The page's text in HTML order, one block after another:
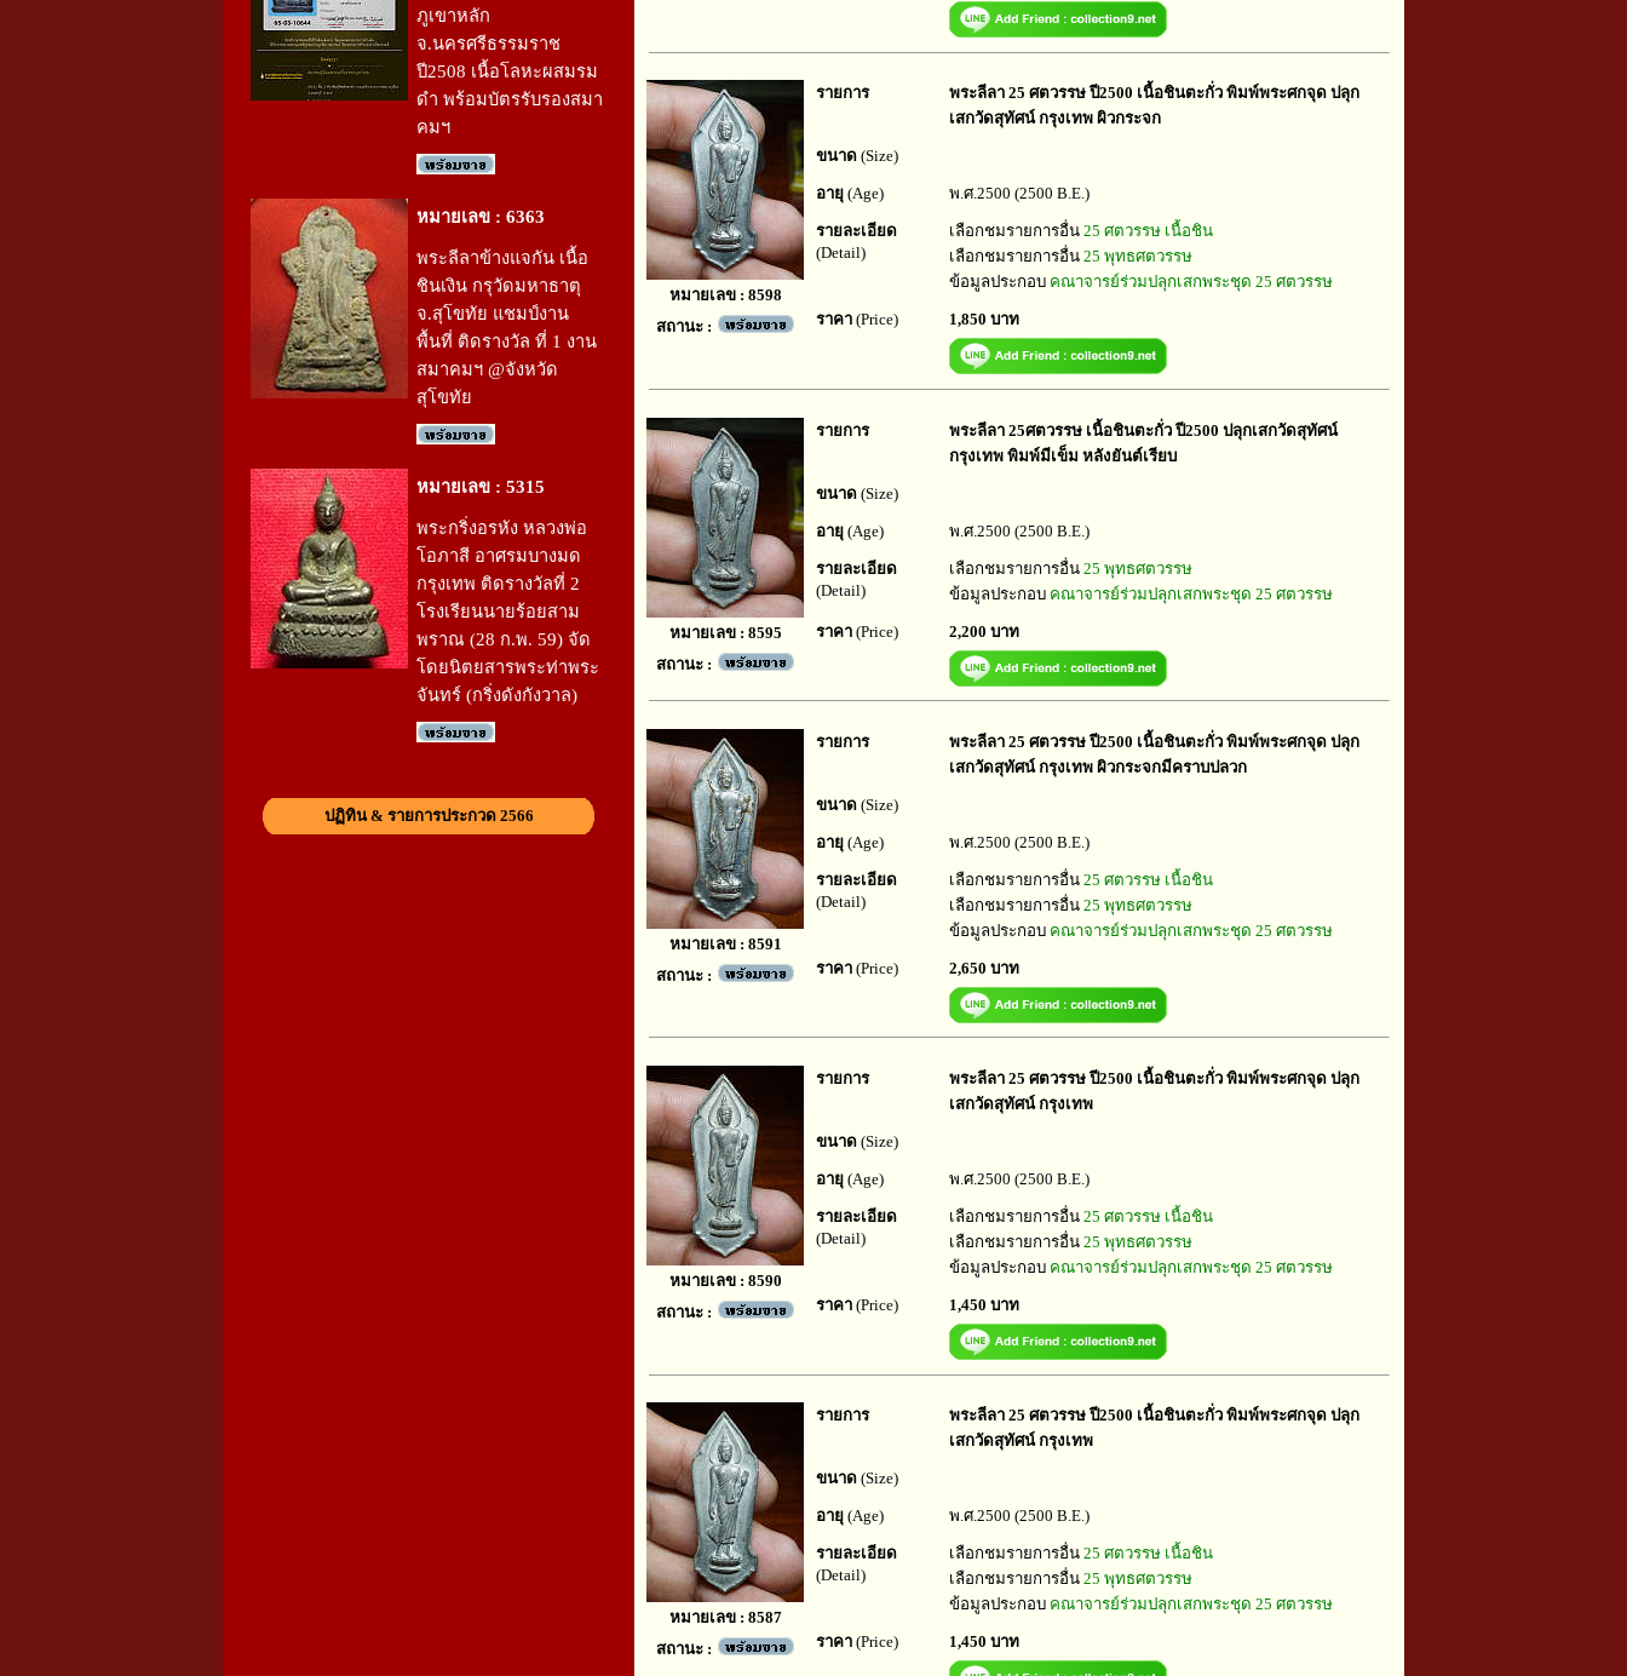
ภูเขาหลัก
จ.นครศรีธรรมราช
ปี2508 เนื้อโลหะผสมรม
ดำ พร้อมบัตรรับรองสมา
คมฯ
หมายเลข : 6363
พระลีลาข้างแจกัน เนื้อ
ชินเงิน กรุวัดมหาธาตุ
จ.สุโขทัย แชมป์งาน
พื้นที่ ติดรางวัล ที่ 1 งาน
สมาคมฯ @จังหวัด
สุโขทัย
หมายเลข : 5315
พระกริ่งอรหัง หลวงพ่อ
โอภาสี อาศรมบางมด
กรุงเทพ ติดรางวัลที่ 2
โรงเรียนนายร้อยสาม
พราณ (28 ก.พ. 59) จัด
โดยนิตยสารพระท่าพระ
จันทร์ (กริ่งดังกังวาล)
ปฏิทิน & รายการประกวด 2566
หมายเลข : 8598
สถานะ :
รายการ
พระลีลา 25 ศตวรรษ ปี2500 เนื้อชินตะกั่ว พิมพ์พระศกจุด ปลุก
เสกวัดสุทัศน์ กรุงเทพ ผิวกระจก
ขนาด (Size)
อายุ (Age) พ.ศ.2500 (2500 B.E.)
รายละเอียด
(Detail)
เลือกชมรายการอื่น 25 ศตวรรษ เนื้อชิน
เลือกชมรายการอื่น 25 พุทธศตวรรษ
ข้อมูลประกอบ คณาจารย์ร่วมปลุกเสกพระชุด 25 ศตวรรษ
ราคา (Price) 1,850 บาท
หมายเลข : 8595
สถานะ :
รายการ
พระลีลา 25ศตวรรษ เนื้อชินตะกั่ว ปี2500 ปลุกเสกวัดสุทัศน์
กรุงเทพ พิมพ์มีเข็ม หลังยันต์เรียบ
ขนาด (Size)
อายุ (Age) พ.ศ.2500 (2500 B.E.)
รายละเอียด
(Detail)
เลือกชมรายการอื่น 25 พุทธศตวรรษ
ข้อมูลประกอบ คณาจารย์ร่วมปลุกเสกพระชุด 25 ศตวรรษ
ราคา (Price) 2,200 บาท
หมายเลข : 8591
สถานะ :
รายการ
พระลีลา 25 ศตวรรษ ปี2500 เนื้อชินตะกั่ว พิมพ์พระศกจุด ปลุก
เสกวัดสุทัศน์ กรุงเทพ ผิวกระจกมีคราบปลวก
ขนาด (Size)
อายุ (Age) พ.ศ.2500 (2500 B.E.)
รายละเอียด
(Detail)
เลือกชมรายการอื่น 25 ศตวรรษ เนื้อชิน
เลือกชมรายการอื่น 25 พุทธศตวรรษ
ข้อมูลประกอบ คณาจารย์ร่วมปลุกเสกพระชุด 25 ศตวรรษ
ราคา (Price) 2,650 บาท
หมายเลข : 8590
สถานะ :
รายการ
พระลีลา 25 ศตวรรษ ปี2500 เนื้อชินตะกั่ว พิมพ์พระศกจุด ปลุก
เสกวัดสุทัศน์ กรุงเทพ
ขนาด (Size)
อายุ (Age) พ.ศ.2500 (2500 B.E.)
รายละเอียด
(Detail)
เลือกชมรายการอื่น 25 ศตวรรษ เนื้อชิน
เลือกชมรายการอื่น 25 พุทธศตวรรษ
ข้อมูลประกอบ คณาจารย์ร่วมปลุกเสกพระชุด 25 ศตวรรษ
ราคา (Price) 1,450 บาท
หมายเลข : 8587
สถานะ :
รายการ
พระลีลา 25 ศตวรรษ ปี2500 เนื้อชินตะกั่ว พิมพ์พระศกจุด ปลุก
เสกวัดสุทัศน์ กรุงเทพ
ขนาด (Size)
อายุ (Age) พ.ศ.2500 (2500 B.E.)
รายละเอียด
(Detail)
เลือกชมรายการอื่น 25 ศตวรรษ เนื้อชิน
เลือกชมรายการอื่น 25 พุทธศตวรรษ
ข้อมูลประกอบ คณาจารย์ร่วมปลุกเสกพระชุด 25 ศตวรรษ
ราคา (Price) 1,450 บาท